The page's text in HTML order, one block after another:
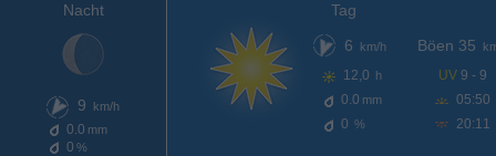
Nacht
9 km/h
0.0 mm
0 %
Tag
6
km/h
12,0 h
0.0 mm
0 %
Böen 35
UV 9 - 9
05:50
20:11